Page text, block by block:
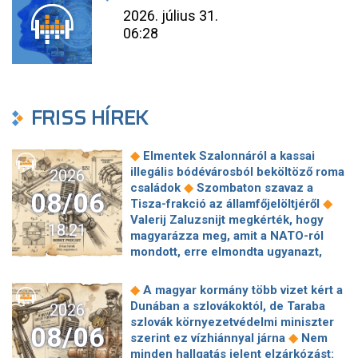
2026. július 31.
06:28
FRISS HÍREK
2026
08/06
18:21
◆ Elmentek Szalonnáról a kassai
illegális bódévárosból beköltöző roma
családok ◆ Szombaton szavaz a
Tisza-frakció az államfőjelöltjéről ◆
Valerij Zaluzsnijt megkérték, hogy
magyarázza meg, amit a NATO-ról
mondott, erre elmondta ugyanazt,
kötött szerződéseket a HM cége a
Lounge Eventtel, a miniszter
feljelentést tett
◆Orbán Anita
megkérte a szlovák kormányt, hogy
segítse a magyar vízellátást ◆ Forró
2026
08/06
◆ A magyar kormány több vizet kért a
Dunában a szlovákoktól, de Taraba
szlovák környezetvédelmi miniszter
szerint ez vízhiánnyal járna ◆ Nem
minden hallgatás jelent elzárkózást: